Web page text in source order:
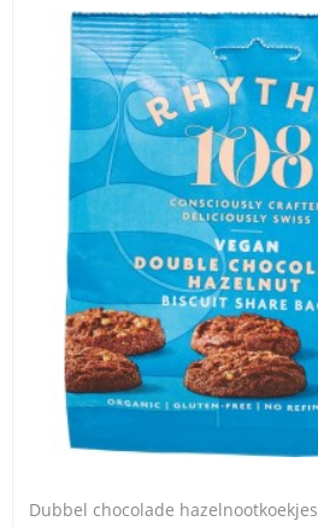
Dubbel chocolade hazelnootkoekjes